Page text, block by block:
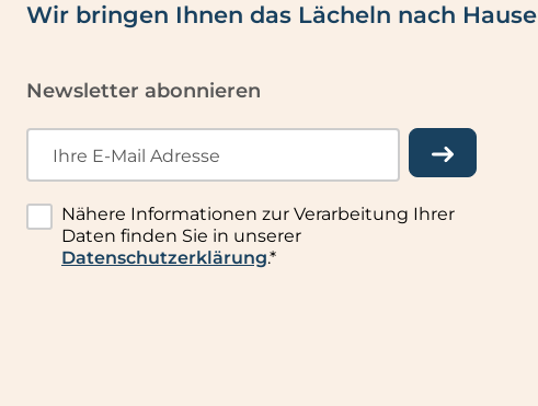
Wir bringen Ihnen das Lächeln nach Hause
Newsletter abonnieren
Ihre E-Mail Adresse
Nähere Informationen zur Verarbeitung Ihrer
Daten finden Sie in unserer
Datenschutzerklärung.*